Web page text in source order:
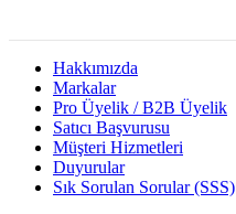
Hakkımızda
Markalar
Pro Üyelik / B2B Üyelik
Satıcı Başvurusu
Müşteri Hizmetleri
Duyurular
Sık Sorulan Sorular (SSS)